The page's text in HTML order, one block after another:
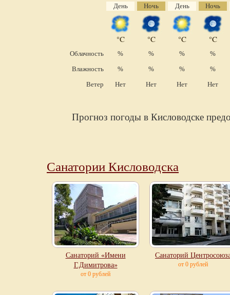
День
Ночь День Ночь
Облачность
Влажность
Ветер
°C
%
%
Нет
°C
%
%
Нет
°C
%
%
Нет
°C
%
%
Нет
Прогноз погоды в Кисловодске
Санатории Кисловодска
Санаторий «Имени
Г.Димитрова»
от 0 рублей
Санаторий
от 0 рублей